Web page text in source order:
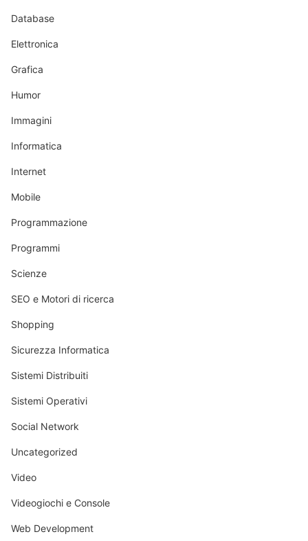
Database
Elettronica
Grafica
Humor
Immagini
Informatica
Internet
Mobile
Programmazione
Programmi
Scienze
SEO e Motori di ricerca
Shopping
Sicurezza Informatica
Sistemi Distribuiti
Sistemi Operativi
Social Network
Uncategorized
Video
Videogiochi e Console
Web Development